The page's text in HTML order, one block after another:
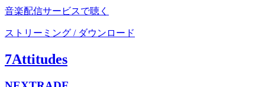
音楽配信サービスで聴く
ストリーミング / ダウンロード
7Attitudes